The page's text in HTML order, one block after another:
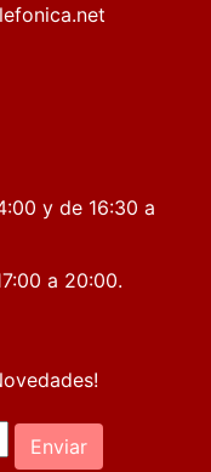
y de 16:30 a
a 20:00.
Enviar